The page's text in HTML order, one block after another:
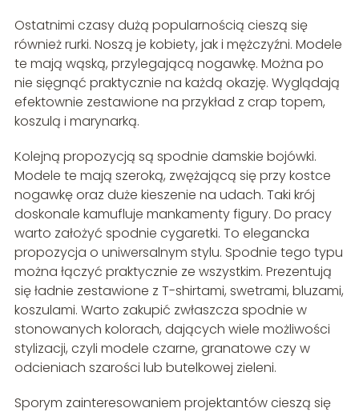
Ostatnimi czasy dużą popularnością cieszą się
również rurki. Noszą je kobiety, jak i mężczyźni. Modele
te mają wąską, przylegającą nogawkę. Można po
nie sięgnąć praktycznie na każdą okazję. Wyglądają
efektownie zestawione na przykład z crap topem,
koszulą i marynarką.
Kolejną propozycją są spodnie damskie bojówki.
Modele te mają szeroką, zwężającą się przy kostce
nogawkę oraz duże kieszenie na udach. Taki krój
doskonale kamufluje mankamenty figury. Do pracy
warto założyć spodnie cygaretki. To elegancka
propozycja o uniwersalnym stylu. Spodnie tego typu
można łączyć praktycznie ze wszystkim. Prezentują
się ładnie zestawione z T-shirtami, swetrami, bluzami,
koszulami. Warto zakupić zwłaszcza spodnie w
stonowanych kolorach, dających wiele możliwości
stylizacji, czyli modele czarne, granatowe czy w
odcieniach szarości lub butelkowej zieleni.
Sporym zainteresowaniem projektantów cieszą się